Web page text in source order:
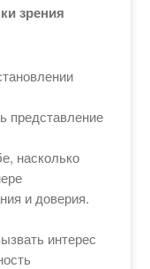
зрения
представление
насколько
и доверия.
интерес